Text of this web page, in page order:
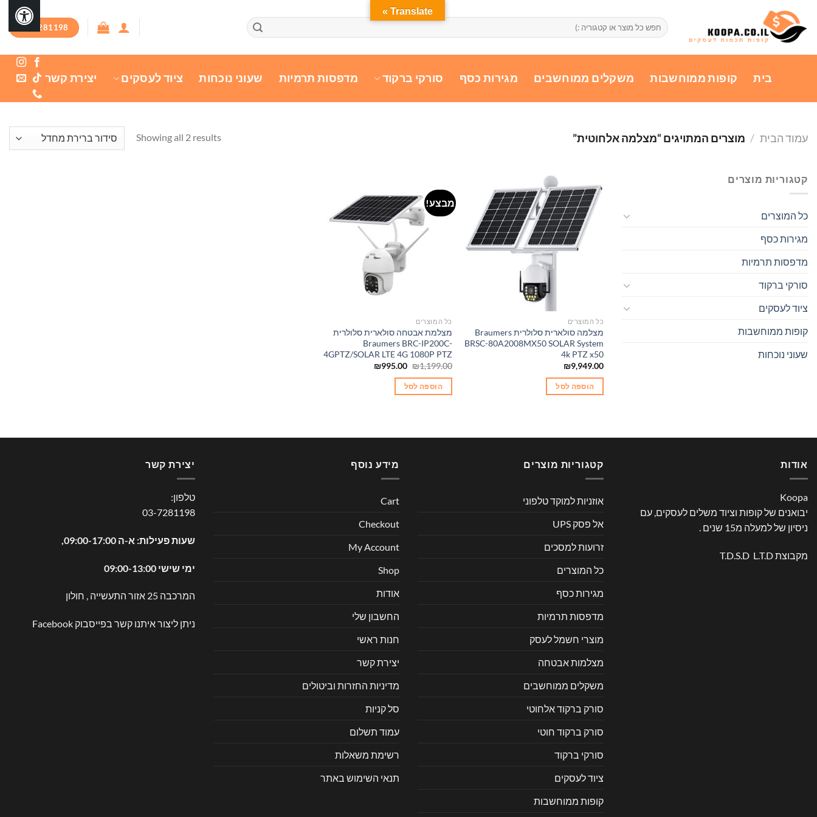
content
חיפוש
עבור:
03-7281198
בית קופות ממוחשבות משקלים ממוחשבים מגירות כסף סורקי ברקוד מדפסות תרמיות שעוני נוכחות ציוד לעסקים יצירת קשר
עמוד הבית / מוצרים המתויגים “מצלמה אלחוטית” Showing all 2 results
קטגוריות מוצרים
כל המוצרים
מגירות כסף
מדפסות תרמיות
סורקי ברקוד
ציוד לעסקים
קופות ממוחשבות
שעוני נוכחות
כל המוצרים
מצלמה סולארית סלולרית Braumers
BRSC-80A2008MX50 SOLAR System
4k PTZ x50
₪9,949.00
הוספה לסל
מבצע!
כל המוצרים
מצלמת אבטחה סולארית סלולרית
Braumers BRC-IP200C-
4GPTZ/SOLAR LTE 4G 1080P PTZ
₪1,199.00
המחיר
היה:
₪1,199.00.
₪995.00
המחיר
הוספה לסל
אודות
Koopa
יבואנים של קופות וציוד משלים לעסקים, עם
ניסיון של למעלה מ15 שנים .
מקבוצת T.D.S.D L.T.D
קטגוריות מוצרים
אוזניות למוקד טלפוני
אל פסק UPS
זרועות למסכים
כל המוצרים
מגירות כסף
מדפסות תרמיות
מוצרי חשמל לעסק
מצלמות אבטחה
משקלים ממוחשבים
סורק ברקוד אלחוטי
סורק ברקוד חוטי
סורקי ברקוד
ציוד לעסקים
קופות ממוחשבות
מידע נוסף
Cart
Checkout
My Account
Shop
אודות
החשבון שלי
חנות ראשי
יצירת קשר
מדיניות החזרות וביטולים
סל קניות
עמוד תשלום
רשימת משאלות
תנאי השימוש באתר
יצירת קשר
טלפון:
03-7281198
שעות פעילות: א-ה 09:00-17:00,
ימי שישי 09:00-13:00
המרכבה 25 אזור התעשייה , חולון
ניתן ליצור איתנו קשר בפייסבוק Facebook
Translate »